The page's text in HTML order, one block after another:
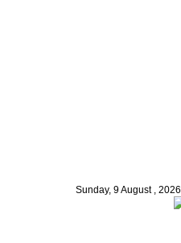
Sunday, 9 August , 2026